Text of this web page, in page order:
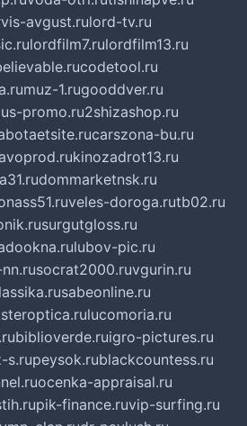
avgust.rulord-tv.ru
lordfilm7.rulordfilm13.ru
codetool.ru
muz-1.rugooddver.ru
promo.ru2shizashop.ru
carszona-bu.ru
kinozadrot13.ru
dommarketnsk.ru
veles-doroga.rutb02.ru
surgutgloss.ru
lubov-pic.ru
socrat2000.ruvgurin.ru
sabeonline.ru
lucomoria.ru
biblioverde.ruigro-pictures.ru
s.rupeysok.rublackcountess.ru
ocenka-appraisal.ru
pik-finance.ruvip-surfing.ru